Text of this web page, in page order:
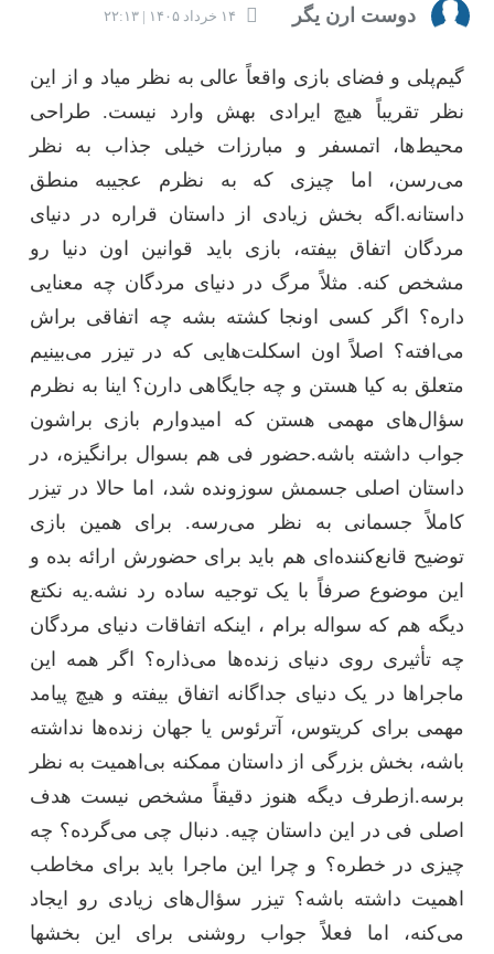
دوست ارن یگر ۱۴ خرداد ۱۴۰۵ | ۲۲:۱۳
گیم‌پلی و فضای بازی واقعاً عالی به نظر میاد و از این
نظر تقریباً هیچ ایرادی بهش وارد نیست. طراحی
محیط‌ها، اتمسفر و مبارزات خیلی جذاب به نظر
می‌رسن، اما چیزی که به نظرم عجیبه منطق
داستانه.اگه بخش زیادی از داستان قراره در دنیای
مردگان اتفاق بیفته، بازی باید قوانین اون دنیا رو
مشخص کنه. مثلاً مرگ در دنیای مردگان چه معنایی
داره؟ اگر کسی اونجا کشته بشه چه اتفاقی براش
می‌افته؟ اصلاً اون اسکلت‌هایی که در تیزر می‌بینیم
متعلق به کیا هستن و چه جایگاهی دارن؟ اینا به نظرم
سؤال‌های مهمی هستن که امیدوارم بازی براشون
جواب داشته باشه.حضور فی هم بسوال برانگیزه، در
داستان اصلی جسمش سوزونده شد، اما حالا در تیزر
کاملاً جسمانی به نظر می‌رسه. برای همین بازی
توضیح قانع‌کننده‌ای هم باید برای حضورش ارائه بده و
این موضوع صرفاً با یک توجیه ساده رد نشه.یه نکتع
دیگه هم که سواله برام ، اینکه اتفاقات دنیای مردگان
چه تأثیری روی دنیای زنده‌ها می‌ذاره؟ اگر همه این
ماجراها در یک دنیای جداگانه اتفاق بیفته و هیچ پیامد
مهمی برای کریتوس، آترئوس یا جهان زنده‌ها نداشته
باشه، بخش بزرگی از داستان ممکنه بی‌اهمیت به نظر
برسه.ازطرف دیگه هنوز دقیقاً مشخص نیست هدف
اصلی فی در این داستان چیه. دنبال چی می‌گرده؟ چه
چیزی در خطره؟ و چرا این ماجرا باید برای مخاطب
اهمیت داشته باشه؟ تیزر سؤال‌های زیادی رو ایجاد
می‌کنه، اما فعلاً جواب روشنی برای این بخشها